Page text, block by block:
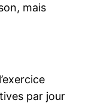
mais
par jour